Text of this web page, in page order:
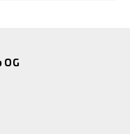
OG